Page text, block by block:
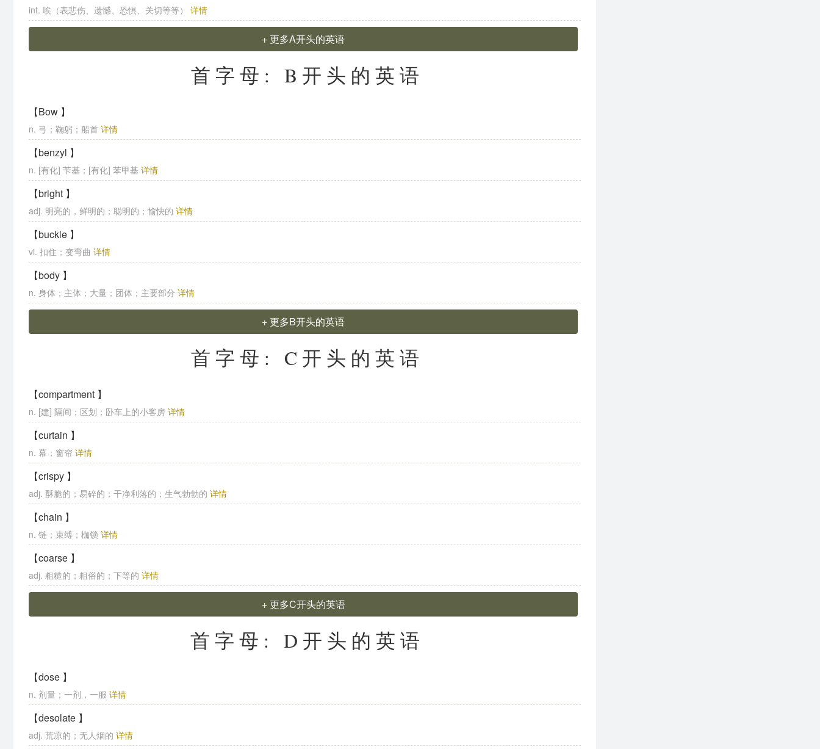
int. 唉（表悲伤、遗憾、恐惧、关切等等） 详情
+ 更多A开头的英语
首字母: B开头的英语
【Bow 】
n. 弓；鞠躬；船首 详情
【benzyl 】
n. [有化] 苄基；[有化] 苯甲基 详情
【bright 】
adj. 明亮的，鲜明的；聪明的；愉快的 详情
【buckle 】
vi. 扣住；变弯曲 详情
【body 】
n. 身体；主体；大量；团体；主要部分 详情
+ 更多B开头的英语
首字母: C开头的英语
【compartment 】
n. [建] 隔间；区划；卧车上的小客房 详情
【curtain 】
n. 幕；窗帘 详情
【crispy 】
adj. 酥脆的；易碎的；干净利落的；生气勃勃的 详情
【chain 】
n. 链；束缚；枷锁 详情
【coarse 】
adj. 粗糙的；粗俗的；下等的 详情
+ 更多C开头的英语
首字母: D开头的英语
【dose 】
n. 剂量；一剂，一服 详情
【desolate 】
adj. 荒凉的；无人烟的 详情